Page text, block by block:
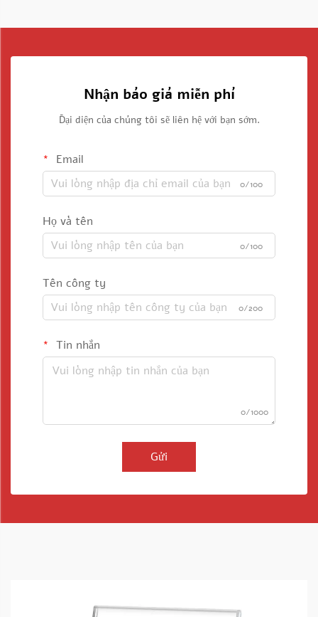
Nhận báo giá miễn phí
Đại diện của chúng tôi sẽ liên hệ với bạn sớm.
Email
0/100
Họ và tên
0/100
Tên công ty
0/200
Tin nhắn
0/1000
Gửi